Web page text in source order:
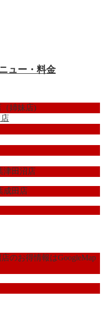
ュー・料金
姉妹店)
津田沼店
成田店
のお得情報はGoogleMap